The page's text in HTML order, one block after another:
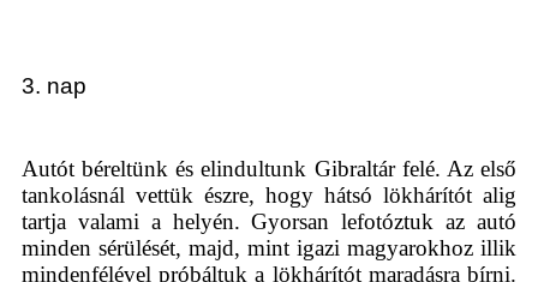
3. nap
Autót béreltünk és elindultunk Gibraltár felé. Az első
tankolásnál vettük észre, hogy hátsó lökhárítót alig
tartja valami a helyén. Gyorsan lefotóztuk az autó
minden sérülését, majd, mint igazi magyarokhoz illik
mindenfélével próbáltuk a lökhárítót maradásra bírni.